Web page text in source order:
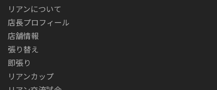
リアンについて
店長プロフィール
店舗情報
張り替え
即張り
リアンカップ